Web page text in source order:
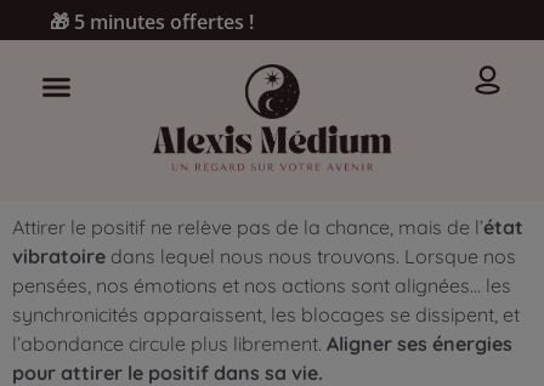
🎁 5 minutes offertes !
Attirer le positif ne relève pas de la chance, mais de l’état
vibratoire dans lequel nous nous trouvons. Lorsque nos
pensées, nos émotions et nos actions sont alignées… les
synchronicités apparaissent, les blocages se dissipent, et
l’abondance circule plus librement. Aligner ses énergies
pour attirer le positif dans sa vie.